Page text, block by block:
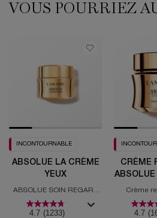
VOUS POURRIEZ
INCONTOURNABLE
ABSOLUE LA CRÈME
YEUX
ABSOLUE SOIN REGARD
REVITALISANT
4.7 (1233)
CRÈME
ABSOLUE
Crème
4.7